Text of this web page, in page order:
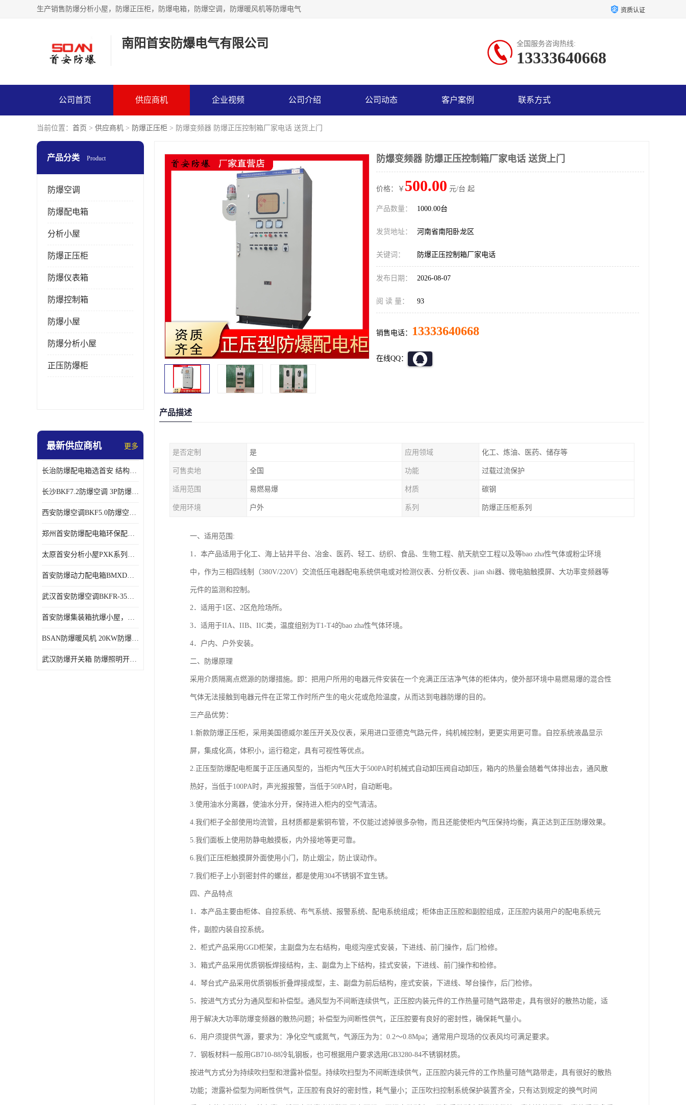
生产销售防爆分析小屋，防爆正压柜，防爆电箱，防爆空调，防爆暖风机等防爆电气 资质认证
南阳首安防爆电气有限公司 全国服务咨询热线:
13333640668
公司首页 供应商机 企业视频 公司介绍 公司动态 客户案例 联系方式
当前位置： 首页 > 供应商机 > 防爆正压柜 > 防爆变频器 防爆正压控制箱厂家电话 送货上门
产品分类 Product
防爆空调
防爆配电箱
分析小屋
防爆正压柜
防爆仪表箱
防爆控制箱
防爆小屋
防爆分析小屋
正压防爆柜
最新供应商机 更多
长治防爆配电箱选首安 结构紧凑、价格合理、资质齐全
长沙BKF7.2防爆空调 3P防爆空调与普通空调有什么区别
西安防爆空调BKF5.0防爆空调技术参数
郑州首安防爆配电箱环保配套用防爆配电箱
太原首安分析小屋PXK系列在线分析小屋厂家
首安防爆动力配电箱BMXD系列防爆配电箱技术参数
武汉首安防爆空调BKFR-35防爆空调生产厂家
首安防爆集装箱抗爆小屋，危化品暂存间厂家批发
BSAN防爆暖风机 20KW防爆工业暖风机
武汉防爆开关箱 防爆照明开关箱厂家
防爆变频器 防爆正压控制箱厂家电话 送货上门
价格：￥ 500.00 元/台 起
产品数量： 1000.00台
发货地址： 河南省南阳卧龙区
关键词： 防爆正压控制箱厂家电话
发布日期： 2026-08-07
阅 读 量： 93
销售电话： 13333640668
在线QQ：
产品描述
是否定制 是 应用领域 化工、炼油、医药、储存等
可售卖地 全国 功能 过载过流保护
适用范围 易燃易爆 材质 碳钢
使用环境 户外 系列 防爆正压柜系列
一、适用范围:
1．本产品适用于化工、海上钻井平台、冶金、医药、轻工、纺织、食品、生物工程、航天航空工程以及等bao zha性气体或粉尘环境
中，作为三相四线制（380V/220V）交流低压电器配电系统供电或对检测仪表、分析仪表、jian shi器、微电脑触摸屏、大功率变频器等
元件的监测和控制。
2．适用于1区、2区危险场所。
3．适用于IIA、IIB、IIC类，温度组别为T1-T4的bao zha性气体环境。
4．户内、户外安装。
二、防爆原理
采用介质隔离点燃源的防爆措施。即：把用户所用的电器元件安装在一个充满正压洁净气体的柜体内，使外部环境中易燃易爆的混合性
气体无法接触到电器元件在正常工作时所产生的电火花或危险温度，从而达到电器防爆的目的。
三产品优势：
1.新款防爆正压柜，采用美国德威尔差压开关及仪表，采用进口亚德克气路元件，纯机械控制，更更实用更可靠。自控系统液晶显示
屏，集成化高，体积小，运行稳定，具有可视性等优点。
2.正压型防爆配电柜属于正压通风型的，当柜内气压大于500PA时机械式自动卸压阀自动卸压，箱内的热量会随着气体排出去，通风散
热好，当低于100PA时，声光报报警，当低于50PA时，自动断电。
3.使用油水分离器，使油水分开，保持进入柜内的空气清洁。
4.我们柜子全部使用均流管，且材质都是紫铜布管，不仅能过滤掉很多杂物，而且还能使柜内气压保持均衡，真正达到正压防爆效果。
5.我们面板上使用防静电触摸板，内外接地等更可靠。
6.我们正压柜触摸屏外面使用小门，防止烟尘，防止误动作。
7.我们柜子上小到密封件的螺丝，都是使用304不锈钢不宜生锈。
四、产品特点
1．本产品主要由柜体、自控系统、布气系统、报警系统、配电系统组成；柜体由正压腔和副腔组成，正压腔内装用户的配电系统元
件，副腔内装自控系统。
2．柜式产品采用GGD柜架，主副盘为左右结构，电缆沟座式安装，下进线、前门操作，后门检修。
3．箱式产品采用优质钢板焊接结构，主、副盘为上下结构，挂式安装，下进线、前门操作和检修。
4．琴台式产品采用优质钢板折叠焊接成型，主、副盘为前后结构，座式安装，下进线、琴台操作，后门检修。
5．按进气方式分为通风型和补偿型。通风型为不间断连续供气，正压腔内装元件的工作热量可随气路带走，具有很好的散热功能，适
用于解决大功率防爆变频器的散热问题；补偿型为间断性供气，正压腔要有良好的密封性，确保耗气量小。
6．用户须提供气源，要求为：净化空气或氮气，气源压为为：0.2～0.8Mpa；通常用户现场的仪表风均可满足要求。
7．钢板材料一般用GB710-88冷轧钢板，也可根据用户要求选用GB3280-84不锈钢材质。
按进气方式分为持续吹扫型和泄露补偿型。持续吹扫型为不间断连续供气，正压腔内装元件的工作热量可随气路带走，具有很好的散热
功能；泄露补偿型为间断性供气，正压腔有良好的密封性，耗气量小；正压吹扫控制系统保护装置齐全，只有达到规定的换气时间